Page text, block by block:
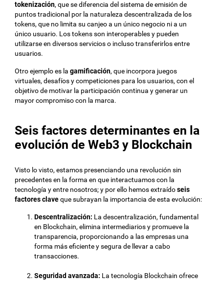
tokenización, que se diferencia del sistema de emisión de
puntos tradicional por la naturaleza descentralizada de los
tokens, que no limita su canjeo a un único negocio ni a un
único usuario. Los tokens son interoperables y pueden
utilizarse en diversos servicios o incluso transferirlos entre
usuarios.
Otro ejemplo es lagamificación, que incorpora juegos
virtuales, desafíos y competiciones para los usuarios, con el
objetivo de motivar la participación continua y generar un
mayor compromiso con la marca.
Seis factores determinantes en la
evolución de Web3 y Blockchain
Visto lo visto, estamos presenciando una revolución sin
precedentes en la forma en que interactuamos con la
tecnología y entre nosotros; y por ello hemos extraídoseis
factores claveque subrayan la importancia de esta evolución:
Descentralización: La descentralización, fundamental
en Blockchain, elimina intermediarios y promueve la
transparencia, proporcionando a las empresas una
forma más eficiente y segura de llevar a cabo
transacciones.
Seguridad avanzada: La tecnología Blockchain ofrece